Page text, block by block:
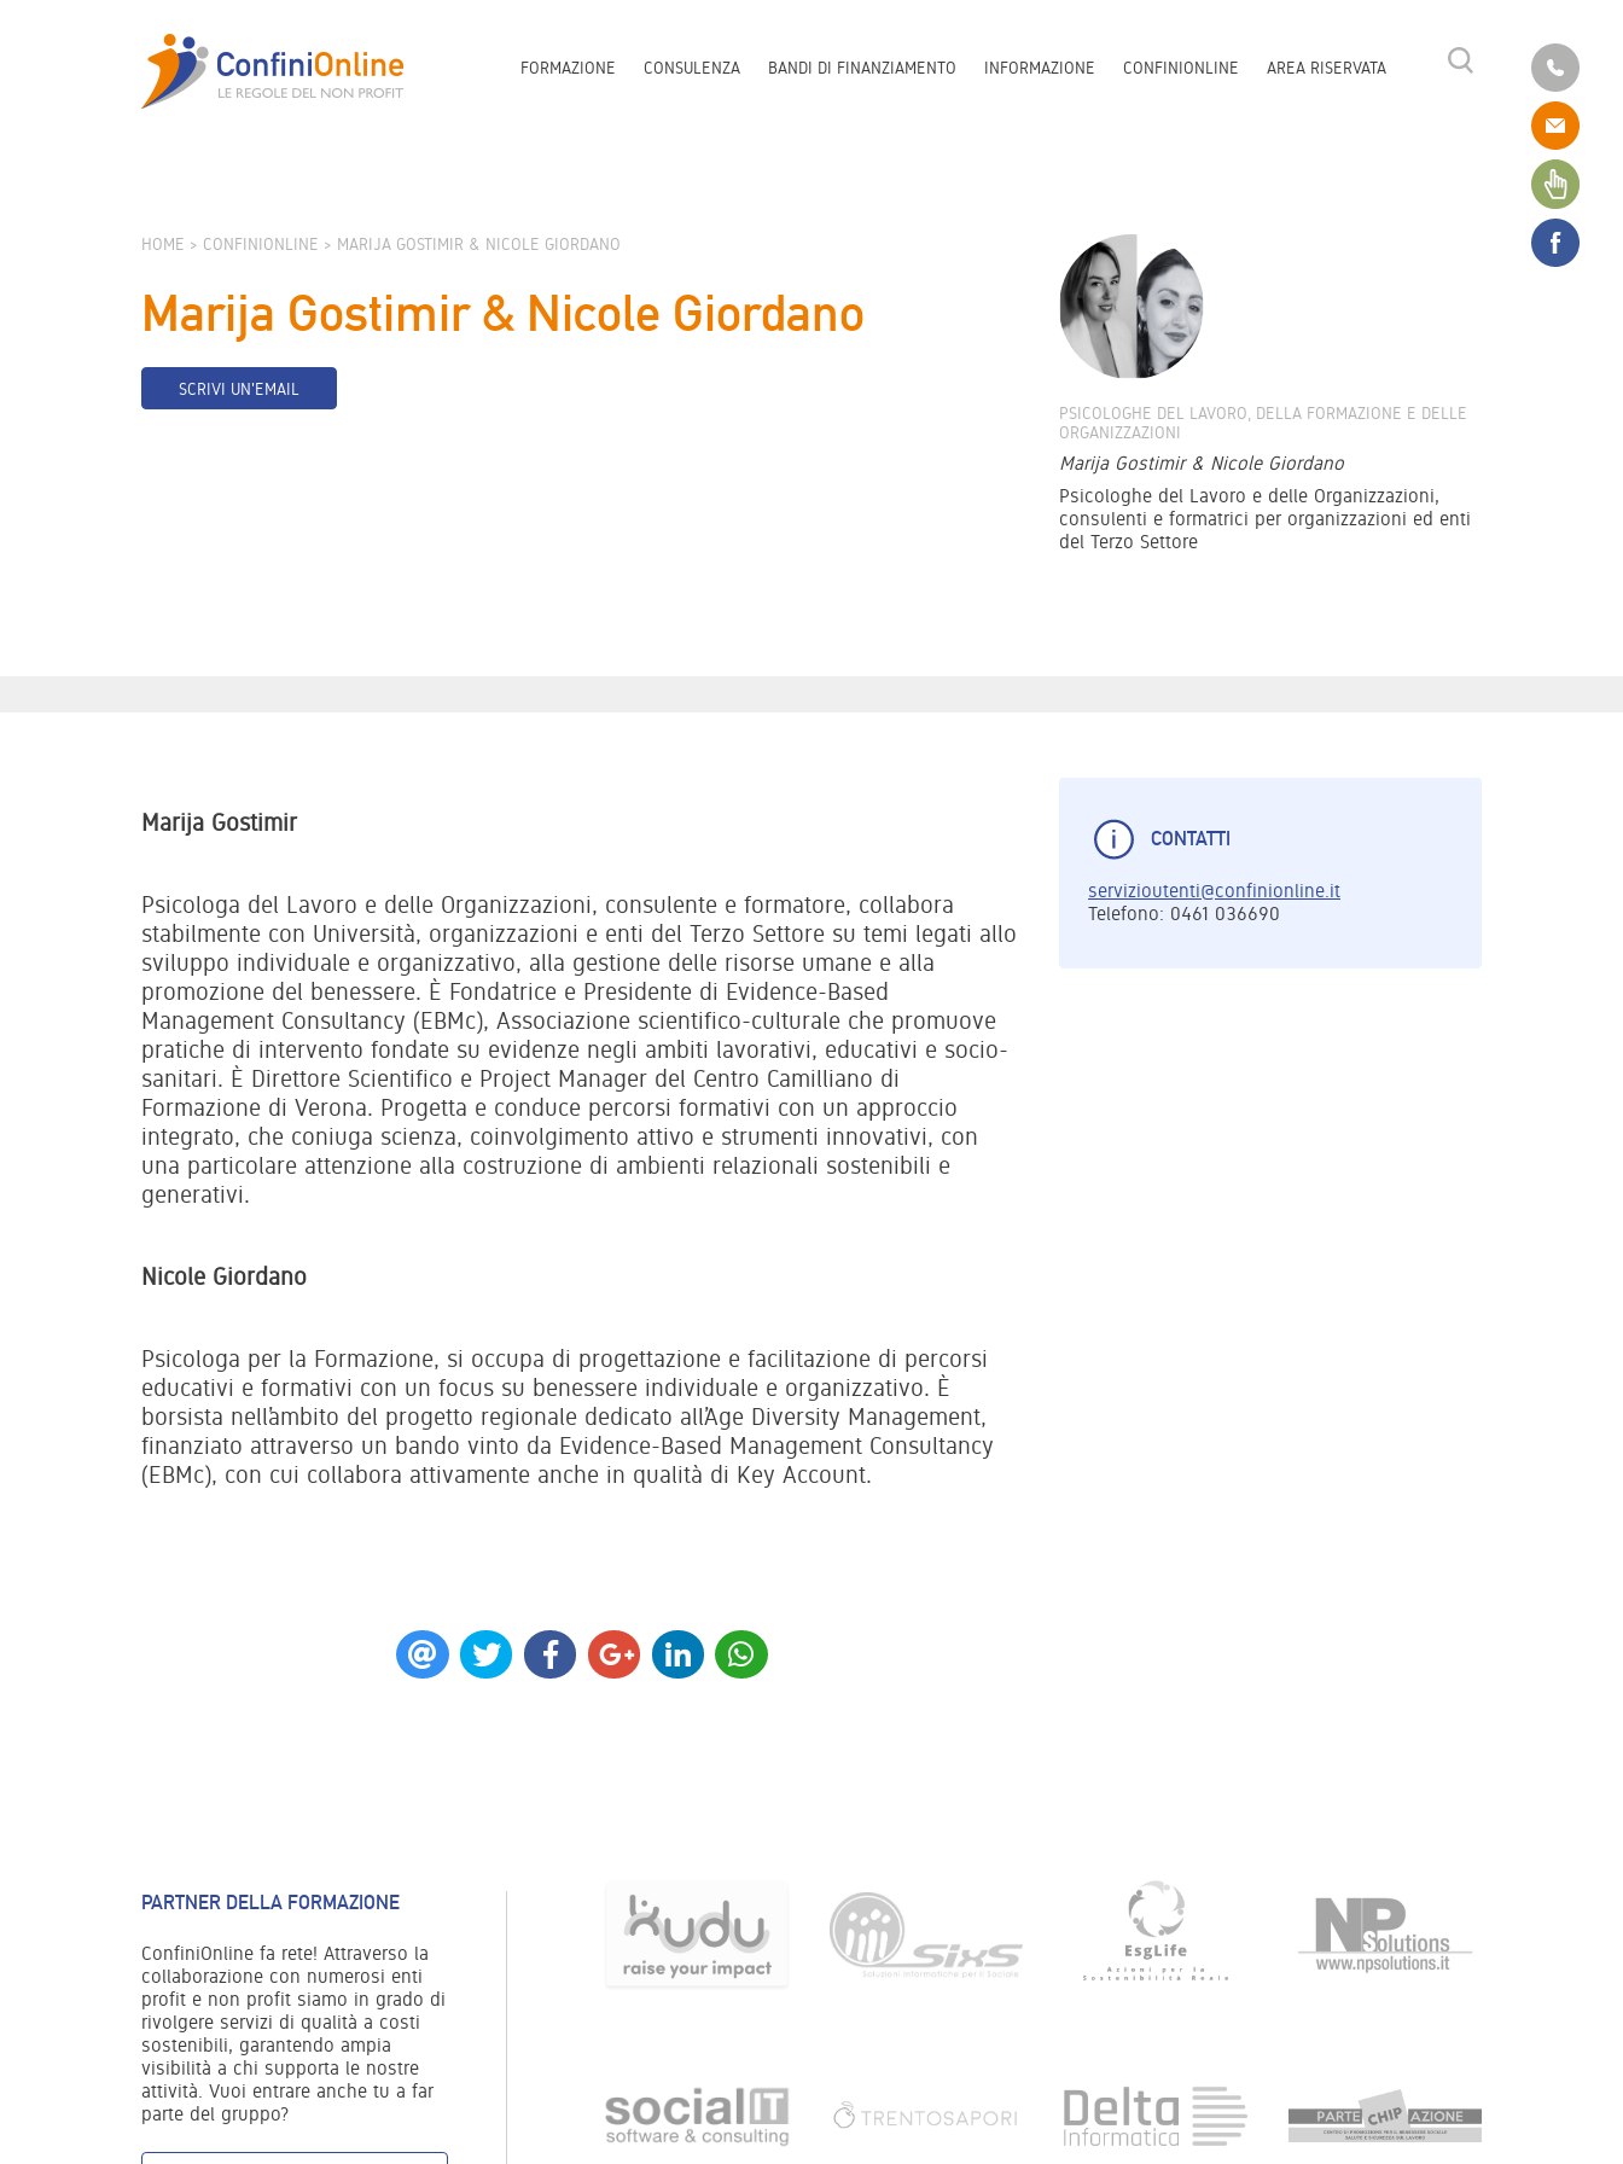
FORMAZIONE CONSULENZA BANDI DI FINANZIAMENTO INFORMAZIONE CONFINIONLINE AREA RISERVATA
HOME CONFINIONLINE MARIJA GOSTIMIR & NICOLE GIORDANO
Marija Gostimir & Nicole Giordano
SCRIVI UN'EMAIL
PSICOLOGHE DEL LAVORO, DELLA FORMAZIONE E DELLE
ORGANIZZAZIONI
Marija Gostimir & Nicole Giordano
Psicologhe del Lavoro e delle Organizzazioni,
consulenti e formatrici per organizzazioni ed enti
del Terzo Settore
Marija Gostimir
Psicologa del Lavoro e delle Organizzazioni, consulente e formatore, collabora
stabilmente con Università, organizzazioni e enti del Terzo Settore su temi legati allo
sviluppo individuale e organizzativo, alla gestione delle risorse umane e alla
promozione del benessere. È Fondatrice e Presidente di Evidence-Based
Management Consultancy (EBMc), Associazione scientifico-culturale che promuove
pratiche di intervento fondate su evidenze negli ambiti lavorativi, educativi e socio-
sanitari. È Direttore Scientifico e Project Manager del Centro Camilliano di
Formazione di Verona. Progetta e conduce percorsi formativi con un approccio
integrato, che coniuga scienza, coinvolgimento attivo e strumenti innovativi, con
una particolare attenzione alla costruzione di ambienti relazionali sostenibili e
generativi.
Nicole Giordano
Psicologa per la Formazione, si occupa di progettazione e facilitazione di percorsi
educativi e formativi con un focus su benessere individuale e organizzativo. È
borsista nell’ambito del progetto regionale dedicato all’Age Diversity Management,
finanziato attraverso un bando vinto da Evidence-Based Management Consultancy
(EBMc), con cui collabora attivamente anche in qualità di Key Account.
CONTATTI
servizioutenti@confinionline.it
Telefono: 0461 036690
PARTNER DELLA FORMAZIONE
ConfiniOnline fa rete! Attraverso la
collaborazione con numerosi enti
profit e non profit siamo in grado di
rivolgere servizi di qualità a costi
sostenibili, garantendo ampia
visibilità a chi supporta le nostre
attività. Vuoi entrare anche tu a far
parte del gruppo?